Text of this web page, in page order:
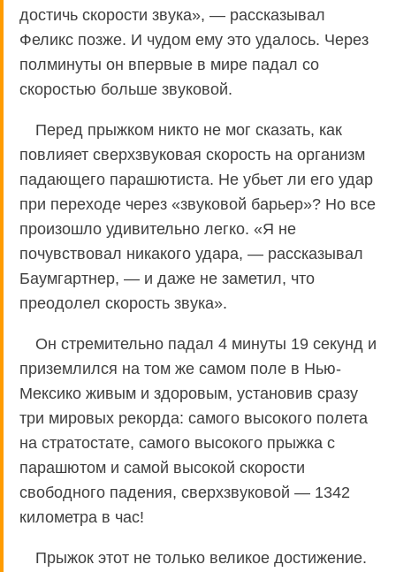
достичь скорости звука», — рассказывал
Феликс позже. И чудом ему это удалось. Через
полминуты он впервые в мире падал со
скоростью больше звуковой.
Перед прыжком никто не мог сказать, как
повлияет сверхзвуковая скорость на организм
падающего парашютиста. Не убьет ли его удар
при переходе через «звуковой барьер»? Но все
произошло удивительно легко. «Я не
почувствовал никакого удара, — рассказывал
Баумгартнер, — и даже не заметил, что
преодолел скорость звука».
Он стремительно падал 4 минуты 19 секунд и
приземлился на том же самом поле в Нью-
Мексико живым и здоровым, установив сразу
три мировых рекорда: самого высокого полета
на стратостате, самого высокого прыжка с
парашютом и самой высокой скорости
свободного падения, сверхзвуковой — 1342
километра в час!
Прыжок этот не только великое достижение.